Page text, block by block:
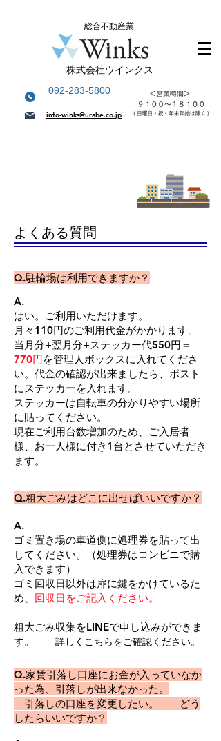
総合不動産業
株式会社ウインクス
092-283-5800
info-winks@urabe.co.jp
よくある質問
​Q.駐輪場は利用できますか？
A.
はい。ご利用いただけます。
​月々110円のご利用代金がかかります。
当月分+翌月分+ステッカー代550円＝
770円を管理人ボックスに入れてくださ
い。代金の確認が出来ましたら、ポスト
にステッカーを入れます。
ステッカーは自転車の分かりやすい場所
に貼ってください。
​現在ご利用台数増加のため、ご入居者
様、お一人様に付き1台とさせていただき
ます。
​Q.粗大ごみはどこに出せばいいですか？
A.
ゴミ置き場の車道側に処理券を貼って出
してください。（処理券はコンビニで購
入できます）
​ゴミ回収日以外は扉に鍵をかけているた
め、 回収日をご記入ください。
粗大ごみ収集をLINEで申し込みができま
す。 詳しく こちらをご確認ください。
Q.家賃引落し口座にお金が入っていなか
った為、引落しが出来なかった。
引落しの口座を変更したい。 どう
したらいいですか？